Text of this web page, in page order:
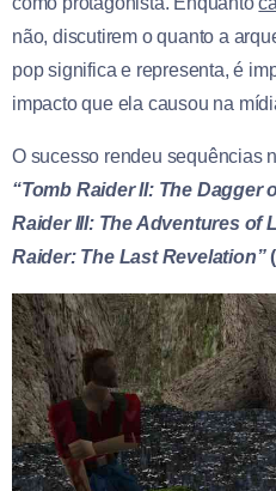
não, discutirem o quanto a
pop significa e representa, é
impacto que ela causou na
O sucesso rendeu sequências
“Tomb Raider II: The Dagger
Raider III: The Adventures of
Raider: The Last Revelation”